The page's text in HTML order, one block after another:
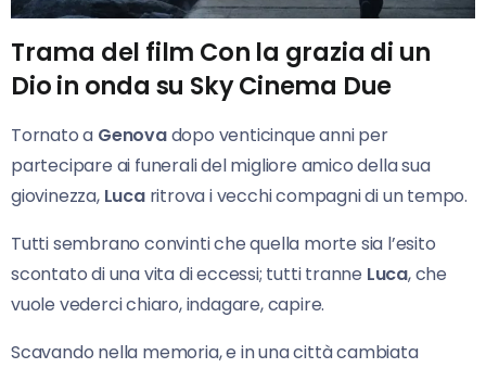
Trama del film Con la grazia di un
Dio in onda su Sky Cinema Due
Tornato a Genovadopo venticinque anni per
partecipare ai funerali del migliore amico della sua
giovinezza, Lucaritrova i vecchi compagni di un tempo.
Tutti sembrano convinti che quella morte sia l’esito
scontato di una vita di eccessi; tutti tranne Luca, che
vuole vederci chiaro, indagare, capire.
Scavando nella memoria, e in una città cambiata